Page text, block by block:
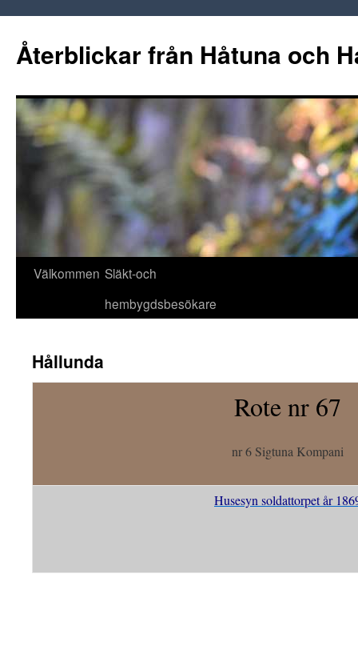
innehåll
Återblickar från Håtuna och
Välkommen Släkt-och
hembygdsbesökare
Hållunda
Rote nr 67
nr 6 Sigtuna Kompani
Husesyn soldattorpet år